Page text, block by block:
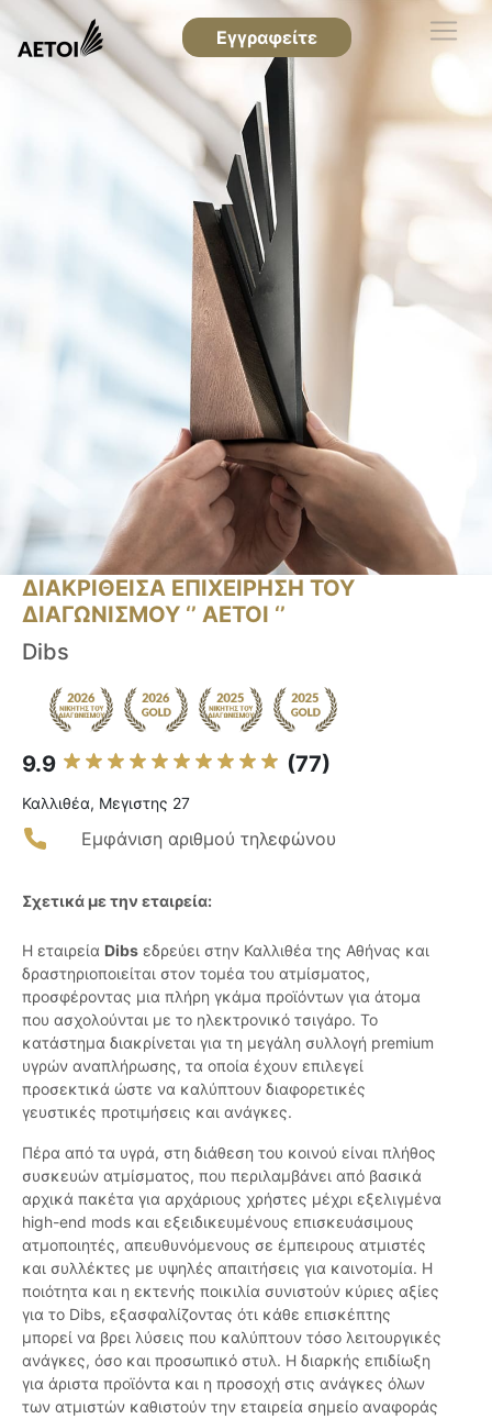
Εγγραφείτε
ΔΙΑΚΡΙΘΕΙΣΑ ΕΠΙΧΕΙΡΗΣΗ ΤΟΥ
ΔΙΑΓΩΝΙΣΜΟΥ ‘’ ΑΕΤΟΙ ‘’
Dibs
9.9 (77)
Καλλιθέα, Μεγιστης 27
Εμφάνιση αριθμού τηλεφώνου
Σχετικά με την εταιρεία:
Η εταιρεία Dibs εδρεύει στην Καλλιθέα της Αθήνας και
δραστηριοποιείται στον τομέα του ατμίσματος,
προσφέροντας μια πλήρη γκάμα προϊόντων για άτομα
που ασχολούνται με το ηλεκτρονικό τσιγάρο. Το
κατάστημα διακρίνεται για τη μεγάλη συλλογή premium
υγρών αναπλήρωσης, τα οποία έχουν επιλεγεί
προσεκτικά ώστε να καλύπτουν διαφορετικές
γευστικές προτιμήσεις και ανάγκες.
Πέρα από τα υγρά, στη διάθεση του κοινού είναι πλήθος
συσκευών ατμίσματος, που περιλαμβάνει από βασικά
αρχικά πακέτα για αρχάριους χρήστες μέχρι εξελιγμένα
high-end mods και εξειδικευμένους επισκευάσιμους
ατμοποιητές, απευθυνόμενους σε έμπειρους ατμιστές
και συλλέκτες με υψηλές απαιτήσεις για καινοτομία. Η
ποιότητα και η εκτενής ποικιλία συνιστούν κύριες αξίες
για το Dibs, εξασφαλίζοντας ότι κάθε επισκέπτης
μπορεί να βρει λύσεις που καλύπτουν τόσο λειτουργικές
ανάγκες, όσο και προσωπικό στυλ. Η διαρκής επιδίωξη
για άριστα προϊόντα και η προσοχή στις ανάγκες όλων
των ατμιστών καθιστούν την εταιρεία σημείο αναφοράς